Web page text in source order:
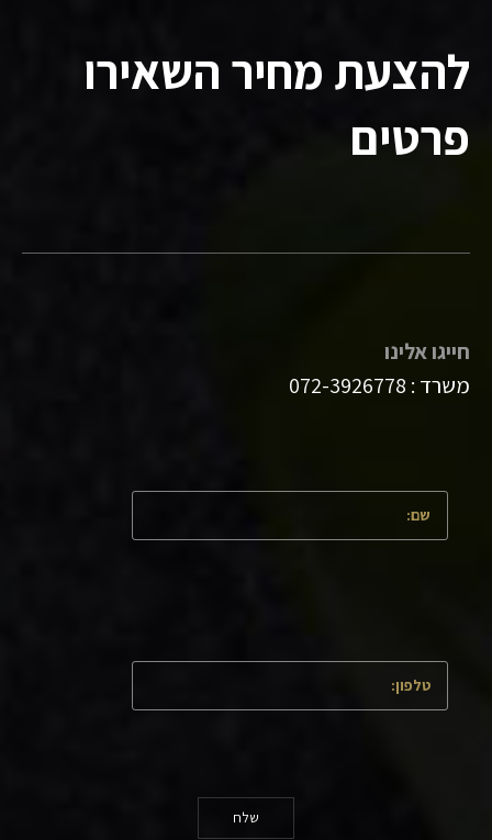
להצעת מחיר השאירו
פרטים
חייגו אלינו
משרד : 072-3926778
שלח